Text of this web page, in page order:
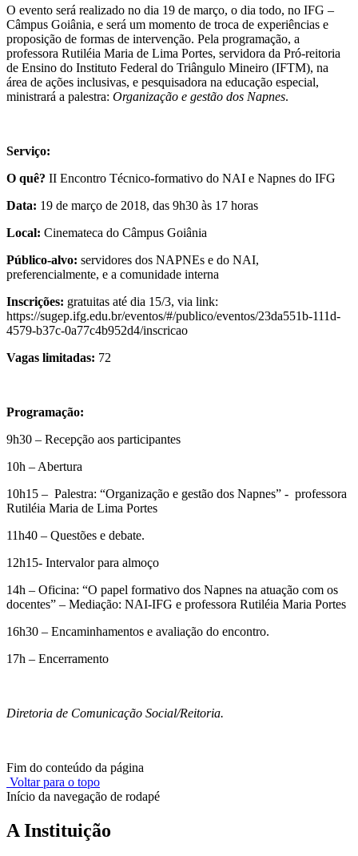
O evento será realizado no dia 19 de março, o dia todo, no IFG –
Câmpus Goiânia, e será um momento de troca de experiências e
proposição de formas de intervenção. Pela programação, a
professora Rutiléia Maria de Lima Portes, servidora da Pró-reitoria
de Ensino do Instituto Federal do Triângulo Mineiro (IFTM), na
área de ações inclusivas, e pesquisadora na educação especial,
ministrará a palestra: Organização e gestão dos Napnes.
Serviço:
O quê? II Encontro Técnico-formativo do NAI e Napnes do IFG
Data: 19 de março de 2018, das 9h30 às 17 horas
Local: Cinemateca do Câmpus Goiânia
Público-alvo: servidores dos NAPNEs e do NAI,
preferencialmente, e a comunidade interna
Inscrições: gratuitas até dia 15/3, via link:
https://sugep.ifg.edu.br/eventos/#/publico/eventos/23da551b-111d-
4579-b37c-0a77c4b952d4/inscricao
Vagas limitadas: 72
Programação:
9h30 – Recepção aos participantes
10h – Abertura
10h15 – Palestra: “Organização e gestão dos Napnes” - professora
Rutiléia Maria de Lima Portes
11h40 – Questões e debate.
12h15- Intervalor para almoço
14h – Oficina: “O papel formativo dos Napnes na atuação com os
docentes” – Mediação: NAI-IFG e professora Rutiléia Maria Portes
16h30 – Encaminhamentos e avaliação do encontro.
17h – Encerramento
Diretoria de Comunicação Social/Reitoria.
Fim do conteúdo da página
Voltar para o topo
Início da navegação de rodapé
A Instituição